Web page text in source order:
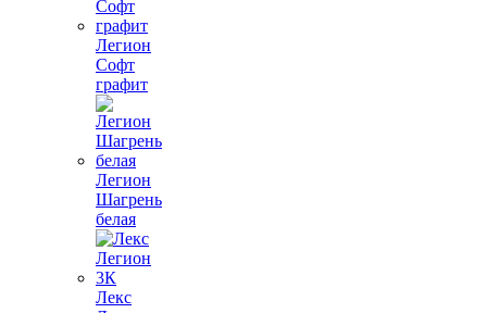
Легион
Софт
графит
Легион
Шагрень
белая
Лекс